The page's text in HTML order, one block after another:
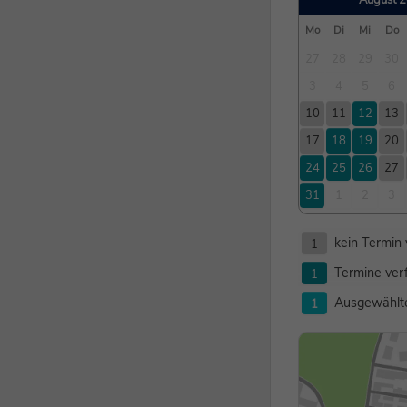
Mo Di Mi Do
10
11 12 13
17
18 19 20
24
25 26 27
31
1 kein
1 Termine
1